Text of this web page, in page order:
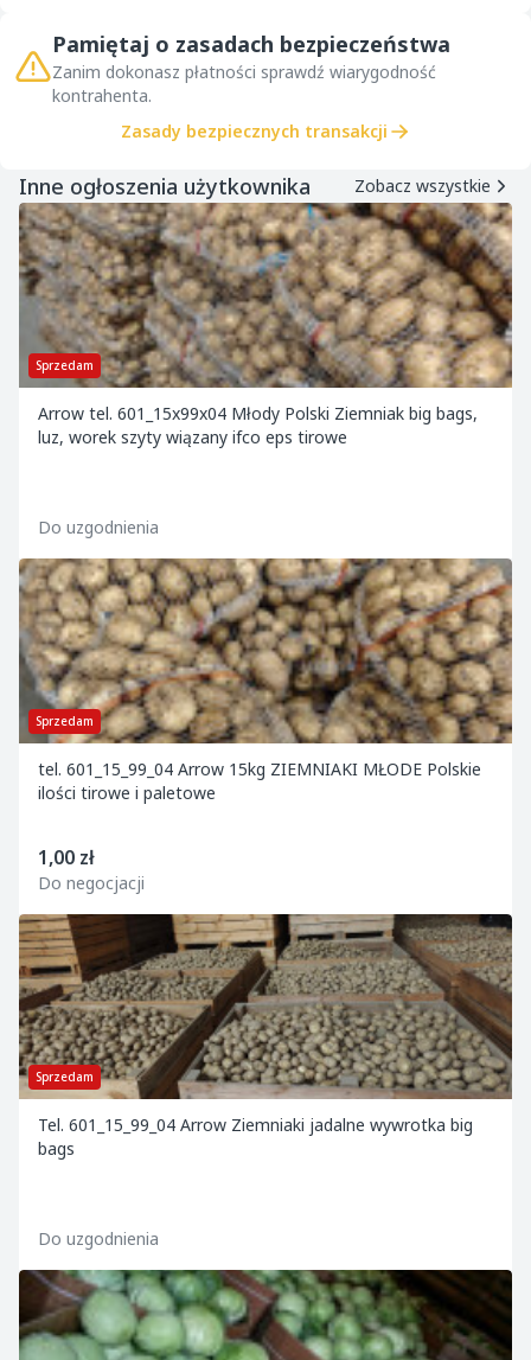
Pamiętaj o zasadach bezpieczeństwa
Zanim dokonasz płatności sprawdź wiarygodność
kontrahenta.
Zasady bezpiecznych transakcji
Inne ogłoszenia użytkownika Zobacz wszystkie
Sprzedam
Arrow tel. 601_15x99x04 Młody Polski Ziemniak big bags,
luz, worek szyty wiązany ifco eps tirowe
Do uzgodnienia
Sprzedam
tel. 601_15_99_04 Arrow 15kg ZIEMNIAKI MŁODE Polskie
ilości tirowe i paletowe
1,00 zł
Do negocjacji
Sprzedam
Tel. 601_15_99_04 Arrow Ziemniaki jadalne wywrotka big
bags
Do uzgodnienia